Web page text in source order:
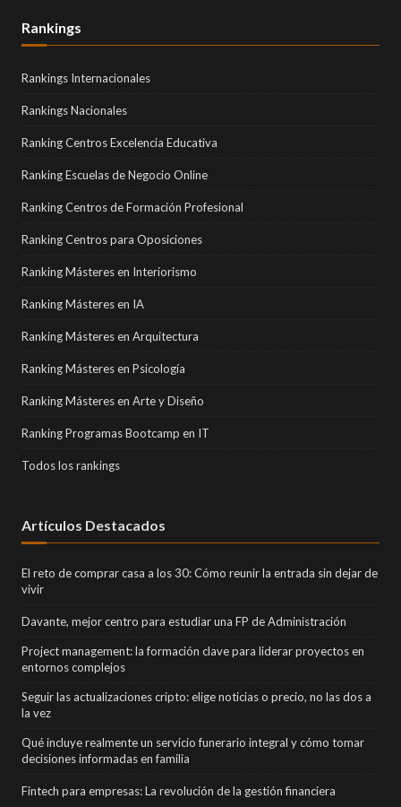
Rankings
Rankings Internacionales
Rankings Nacionales
Ranking Centros Excelencia Educativa
Ranking Escuelas de Negocio Online
Ranking Centros de Formación Profesional
Ranking Centros para Oposiciones
Ranking Másteres en Interiorismo
Ranking Másteres en IA
Ranking Másteres en Arquitectura
Ranking Másteres en Psicología
Ranking Másteres en Arte y Diseño
Ranking Programas Bootcamp en IT
Todos los rankings
Artículos Destacados
El reto de comprar casa a los 30: Cómo reunir la entrada sin dejar de
vivir
Davante, mejor centro para estudiar una FP de Administración
Project management: la formación clave para liderar proyectos en
entornos complejos
Seguir las actualizaciones cripto: elige noticias o precio, no las dos a
la vez
Qué incluye realmente un servicio funerario integral y cómo tomar
decisiones informadas en familia
Fintech para empresas: La revolución de la gestión financiera